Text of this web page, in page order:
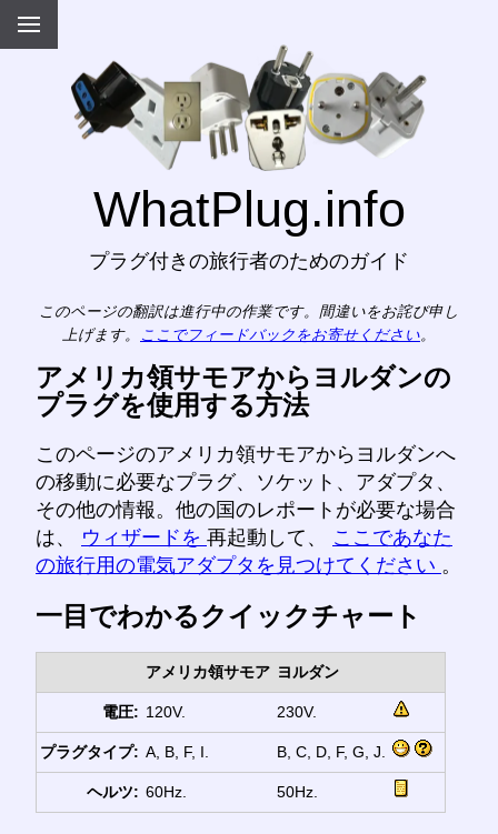
WhatPlug.info
プラグ付きの旅行者のためのガイド
このページの翻訳は進行中の作業です。間違いをお詫び申し
上げます。
ここでフィードバックをお寄せください。
アメリカ領サモアからヨルダンの
プラグを使用する方法
このページのアメリカ領サモアからヨルダンへ
の移動に必要なプラグ、ソケット、アダプタ、
その他の情報。他の国のレポートが必要な場合
は、 ウィザードを 再起動して、 ここであなた
の旅行用の電気アダプタを見つけてください 。
一目でわかるクイックチャート
アメリカ領サモア ヨルダン
電圧: 120V. 230V.
プラグタイプ: A, B, F, I. B, C, D, F, G, J.
ヘルツ: 60Hz. 50Hz.